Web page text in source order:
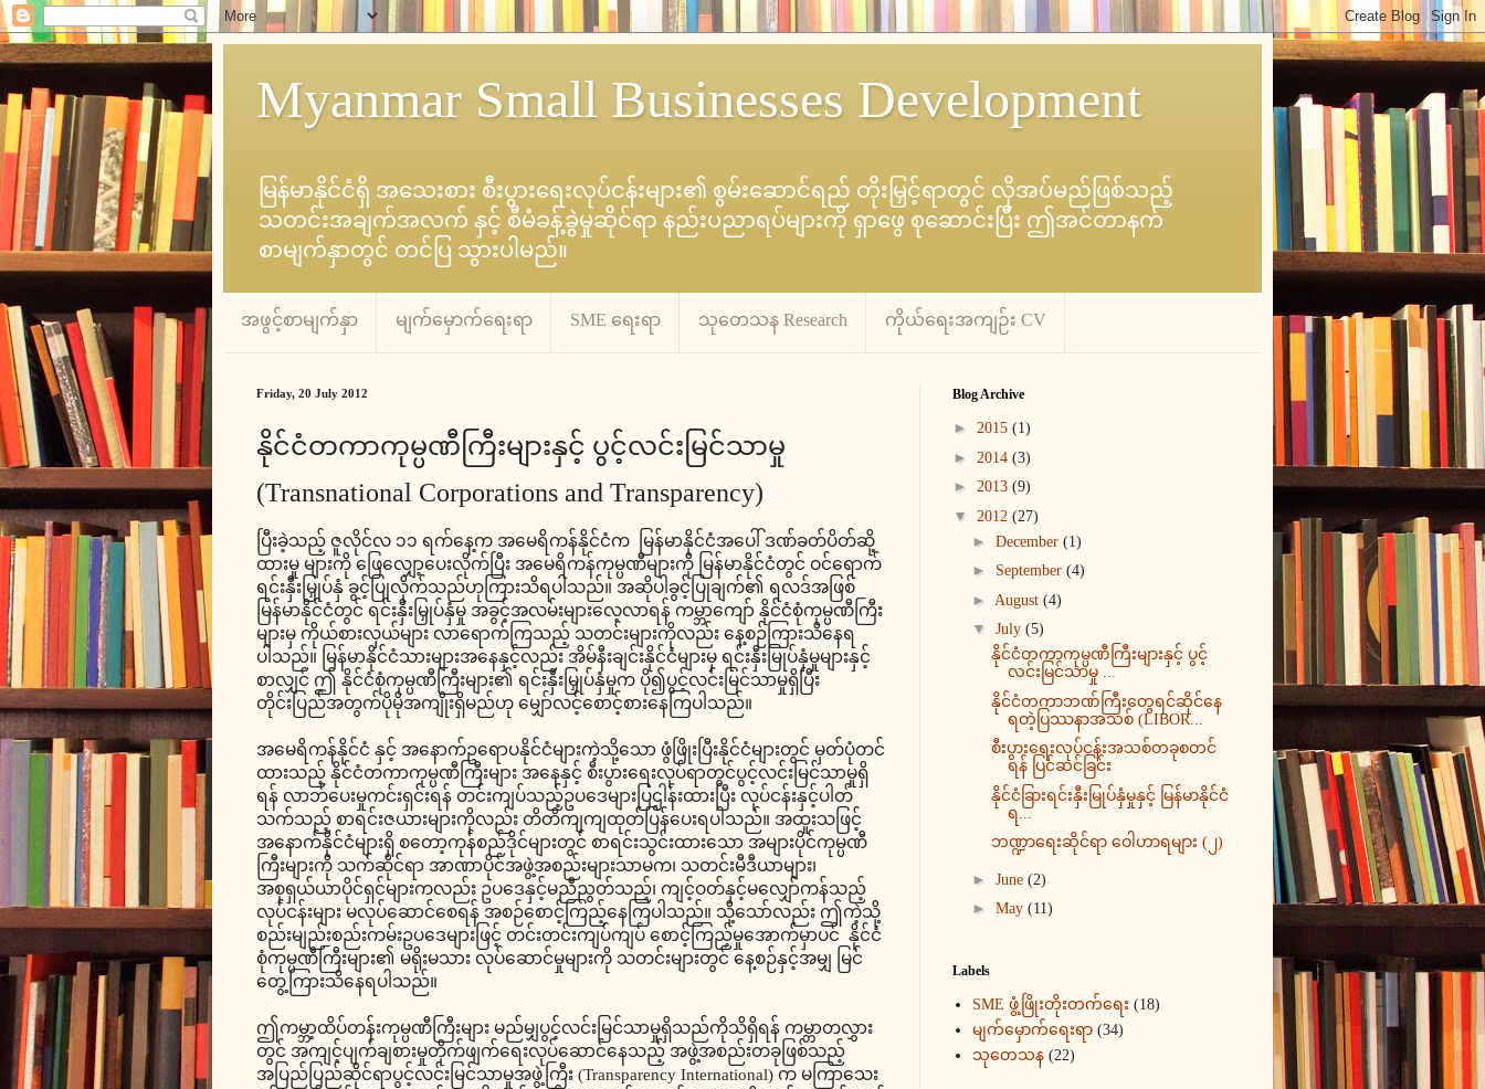
Myanmar Small Businesses Development
မြန်မာနိုင်ငံရှိ အသေးစား စီးပွားရေးလုပ်ငန်းများ၏ စွမ်းဆောင်ရည် တိုးမြှင့်ရာတွင် လိုအပ်မည်ဖြစ်သည့်
သတင်းအချက်အလက် နှင့် စီမံခန့်ခွဲမှုဆိုင်ရာ နည်းပညာရပ်များကို ရှာဖွေ စုဆောင်းပြီး ဤအင်တာနက်
စာမျက်နှာတွင် တင်ပြ သွားပါမည်။
အဖွင့်စာမျက်နှာ မျက်မှောက်ရေးရာ SME ရေးရာ သုတေသန Research ကိုယ်ရေးအကျဉ်း CV
Friday, 20 July 2012
နိုင်ငံတကာကုမ္ပဏီကြီးများနှင့် ပွင့်လင်းမြင်သာမှု
(Transnational Corporations and Transparency)
ပြီးခဲ့သည့် ဇူလိုင်လ ၁၁ ရက်နေ့က အမေရိကန်နိုင်ငံက မြန်မာနိုင်ငံအပေါ် ဒဏ်ခတ်ပိတ်ဆို့
ထားမှု များကို ဖြေလျှော့ပေးလိုက်ပြီး အမေရိကန်ကုမ္ပဏီများကို မြန်မာနိုင်ငံတွင် ဝင်ရောက်
ရင်းနှီးမြှုပ်နှံ ခွင့်ပြုလိုက်သည်ဟုကြားသိရပါသည်။ အဆိုပါခွင့်ပြုချက်၏ ရလဒ်အဖြစ်
မြန်မာနိုင်ငံတွင် ရင်းနှီးမြှုပ်နှံမှု အခွင့်အလမ်းများလေ့လာရန် ကမ္ဘာကျော် နိုင်ငံစုံကုမ္ပဏီကြီး
များမှ ကိုယ်စားလှယ်များ လာရောက်ကြသည့် သတင်းများကိုလည်း နေ့စဉ်ကြားသိနေရ
ပါသည်။ မြန်မာနိုင်ငံသားများအနေနှင့်လည်း အိမ်နီးချင်းနိုင်ငံများမှ ရင်းနှီးမြုပ်နှံမှုများနှင့်
စာလျှင် ဤ နိုင်ငံစုံကုမ္ပဏီကြီးများ၏ ရင်းနှီးမြှုပ်နှံမှုက ပို၍ပွင့်လင်းမြင်သာမှုရှိပြီး
တိုင်းပြည်အတွက်ပိုမိုအကျိုးရှိမည်ဟု မျှော်လင့်စောင့်စားနေကြပါသည်။
အမေရိကန်နိုင်ငံ နှင့် အနောက်ဥရောပနိုင်ငံများကဲ့သို့သော ဖွံဖြိုးပြီးနိုင်ငံများတွင် မှတ်ပုံတင်
ထားသည့် နိုင်ငံတကာကုမ္ပဏီကြီးများ အနေနှင့် စီးပွားရေးလုပ်ရာတွင်ပွင့်လင်းမြင်သာမှုရှိ
ရန် လာဘ်ပေးမှုကင်းရှင်းရန် တင်းကျပ်သည့်ဥပဒေများပြဌါန်းထားပြီး လုပ်ငန်းနှင့်ပါတ်
သက်သည့် စာရင်းဇယားများကိုလည်း တိတိကျကျထုတ်ပြန်ပေးရပါသည်။ အထူးသဖြင့်
အနောက်နိုင်ငံများရှိ စတော့ကုန်စည်ဒိုင်များတွင် စာရင်းသွင်းထားသော အများပိုင်ကုမ္ပဏီ
ကြီးများကို သက်ဆိုင်ရာ အာဏာပိုင်အဖွဲ့အစည်းများသာမက၊ သတင်းမီဒီယာများ၊
အစုရှယ်ယာပိုင်ရှင်များကလည်း ဥပဒေနှင့်မညီညွတ်သည့်၊ ကျင့်ဝတ်နှင့်မလျှော်ကန်သည့်
လုပ်ငန်းများ မလုပ်ဆောင်စေရန် အစဉ်စောင့်ကြည့်နေကြပါသည်။ သို့သော်လည်း ဤကဲ့သို့
စည်းမျည်းစည်းကမ်းဥပဒေများဖြင့် တင်းတင်းကျပ်ကျပ် စောင့်ကြည့်မှုအောက်မှာပင် နိုင်ငံ
စုံကုမ္ပဏီကြီးများ၏ မရိုးမသား လုပ်ဆောင်မှုများကို သတင်းများတွင် နေ့စဉ်နှင့်အမျှ မြင်
တွေ့ကြားသိနေရပါသည်။
ဤကမ္ဘာ့ထိပ်တန်းကုမ္ပဏီကြီးများ မည်မျှပွင့်လင်းမြင်သာမှုရှိသည်ကိုသိရှိရန် ကမ္ဘာတလွှား
တွင် အကျင့်ပျက်ချစားမှုတိုက်ဖျက်ရေးလုပ်ဆောင်နေသည့် အဖွဲ့အစည်းတခုဖြစ်သည့်
အပြည်ပြည်ဆိုင်ရာပွင့်လင်းမြင်သာမှုအဖွဲ့ကြီး (Transparency International) က မကြာသေး
Blog Archive
► 2015 (1)
► 2014 (3)
► 2013 (9)
▼ 2012 (27)
► December (1)
► September (4)
► August (4)
▼ July (5)
နိုင်ငံတကာကုမ္ပဏီကြီးများနှင့် ပွင့်
လင်းမြင်သာမှု ...
နိုင်ငံတကာဘဏ်ကြီးတွေရင်ဆိုင်နေ
ရတဲ့ပြဿနာအသစ် (LIBOR...
စီးပွားရေးလုပ်ငန်းအသစ်တခုစတင်
ရန် ပြင်ဆင်ခြင်း
နိုင်ငံခြားရင်းနှီးမြုပ်နှံမှုနှင့် မြန်မာနိုင်ငံ
ရ...
ဘဏ္ဍာရေးဆိုင်ရာ ဝေါဟာရများ (၂)
► June (2)
► May (11)
Labels
SME ဖွံ့ဖြိုးတိုးတက်ရေး (18)
မျက်မှောက်ရေးရာ (34)
သုတေသန (22)